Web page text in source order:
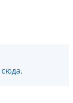
сюда.